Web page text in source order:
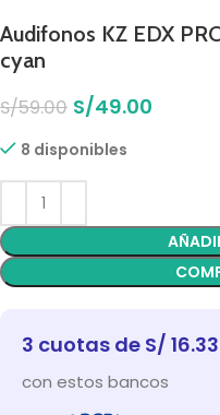
Audifonos KZ EDX
cyan
S/59.00 S/49.00
8 disponibles
3 cuotas de S/
con estos bancos